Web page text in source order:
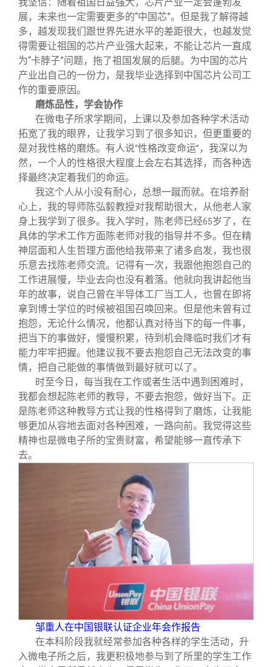
联系我们
展，未来也一定需要更多的“中国芯”。但是我了解得越
多，越发现我们跟世界先进水平的差距很大，也越发觉
得需要让祖国的芯片产业强大起来，不能让芯片一直成
为“卡脖子”问题，拖了祖国发展的后腿。为中国的芯片
产业出自己的一份力，是我毕业选择到中国芯片公司工
作的重要原因。
磨炼品性，学会协作
在微电子所求学期间，上课以及参加各种学术活动
拓宽了我的眼界，让我学习到了很多知识，但更重要的
是对我性格的磨炼。有人说“性格改变命运” ，我深以为
然，一个人的性格很大程度上会左右其选择，而各种选
择最终决定着我们的命运。
我这个人从小没有耐心，总想一蹴而就。在培养耐
心上，我的导师陈弘毅教授对我帮助很大，从他老人家
身上我学到了很多。我入学时，陈老师已经65岁了，在
具体的学术工作方面陈老师对我的指导并不多。但在精
神层面和人生哲理方面他给我带来了诸多启发，我也很
乐意去找陈老师交流。记得有一次，我跟他抱怨自己的
工作进展慢，毕业去向也没有着落。他就向我讲起他当
年的故事，说自己曾在半导体工厂当工人，也曾在即将
拿到博士学位的时候被祖国召唤回来。但是他未曾有过
抱怨，无论什么情况，他都认真对待当下的每一件事，
把当下的事做好，慢慢积累，待到机会降临时我们才有
能力牢牢把握。他建议我不要去抱怨自己无法改变的事
情，把自己能做的事情做到最好就可以了。
时至今日，每当我在工作或者生活中遇到困难时，
我都会想起陈老师的教导，不要去抱怨，做好当下。正
是陈老师这种教导方式让我的性格得到了磨炼，让我能
够更加从容地去面对各种困难，一路向前。我觉得这些
精神也是微电子所的宝贵财富，希望能够一直传承下
去。
邹重人在中国银联认证企业年会作报告
在本科阶段我就经常参加各种各样的学生活动，升
入微电子所之后，我更积极地参与到了所里的学生工作